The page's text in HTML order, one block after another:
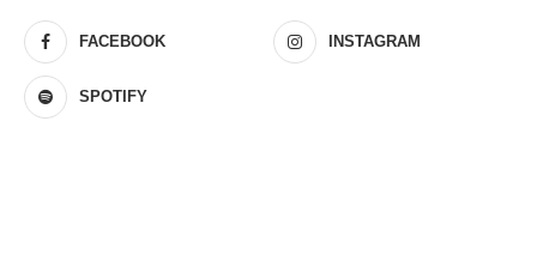
FACEBOOK INSTAGRAM
SPOTIFY